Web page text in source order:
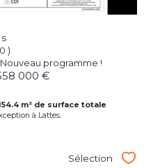
programme !
000 €
m² de surface totale
à Lattes.
Sélection